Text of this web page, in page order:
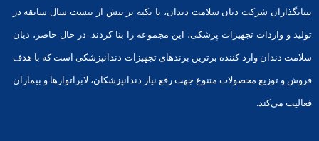
بنیانگذاران شرکت دیان سلامت دندان، با تکیه بر بیش از بیست سال سابقه در
تولید و واردات تجهیزات پزشکی، این مجموعه را بنا کردند. در حال حاضر، دیان
سلامت دندان وارد کننده برترین برندهای تجهیزات دندانپزشکی است که با هدف
فروش و توزیع محصولات متنوع جهت رفع نیاز دندانپزشکان، لابراتوارها و بیماران
فعالیت می‌کند.